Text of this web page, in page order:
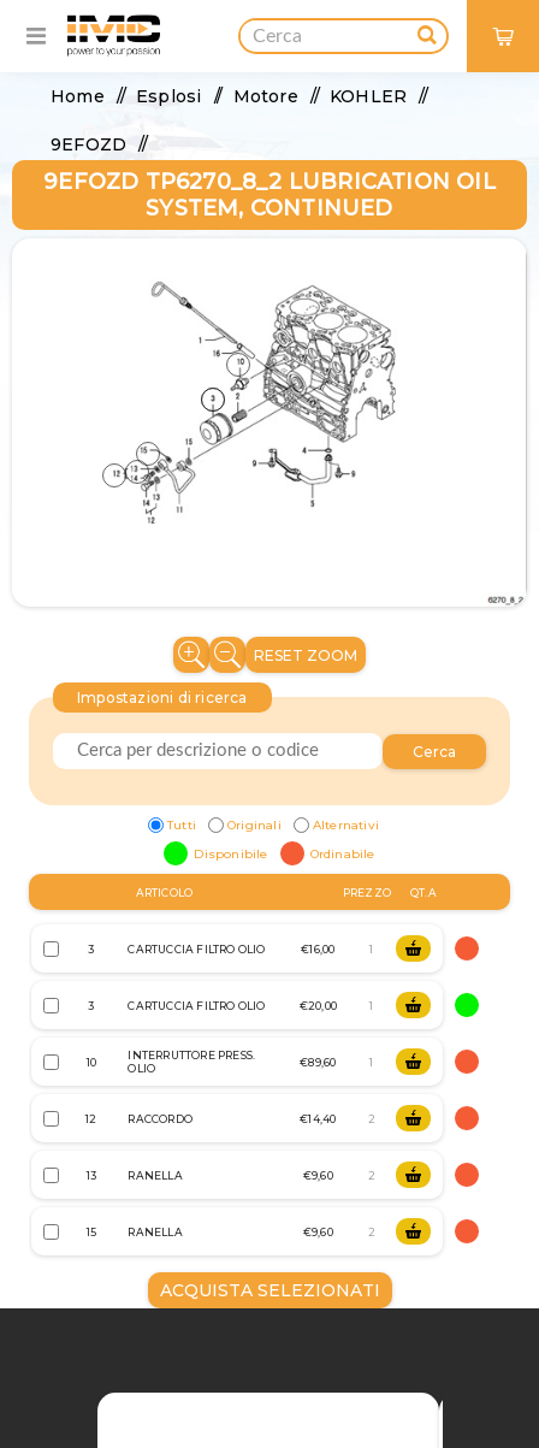
Home / Esplosi / Motore / KOHLER /
9EFOZD /
9EFOZD TP6270_8_2 Lubrication Oil System,
9EFOZD TP6270_8_2 LUBRICATION OIL
SYSTEM, CONTINUED
RESET ZOOM
Cerca
Impostazioni di ricerca
Tutti Originali
Alternativi
Disponibile
Ordinabile
ARTICOLO PREZZO QT.A
3 CARTUCCIA FILTRO OLIO €16,00
3 CARTUCCIA FILTRO OLIO €20,00
10
INTERRUTTORE PRESS.
OLIO
€89,60
12 RACCORDO €14,40
13 RANELLA €9,60
15 RANELLA €9,60
ACQUISTA SELEZIONATI